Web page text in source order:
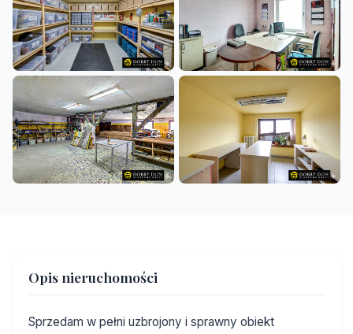
Opis nieruchomości
Sprzedam w pełni uzbrojony i sprawny obiekt